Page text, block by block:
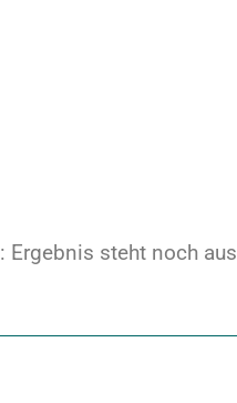
steht noch aus